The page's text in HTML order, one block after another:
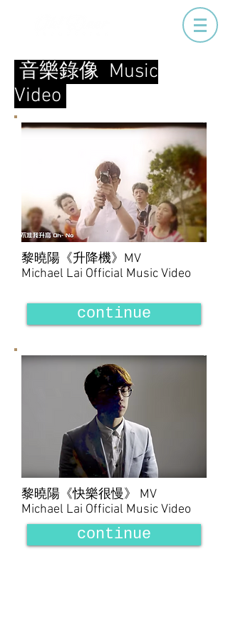
音樂錄像 Music
Video
黎曉陽《升降機》MV
Michael Lai Official Music Video
continue
黎曉陽《快樂很慢》 MV
Michael Lai Official Music Video
continue